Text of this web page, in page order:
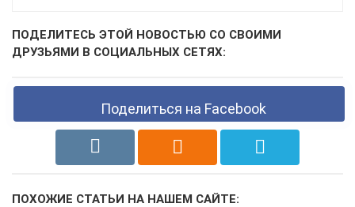
ПОДЕЛИТЕСЬ ЭТОЙ НОВОСТЬЮ СО СВОИМИ
ДРУЗЬЯМИ В СОЦИАЛЬНЫХ СЕТЯХ:
Поделиться на Facebook
ПОХОЖИЕ СТАТЬИ НА НАШЕМ САЙТЕ: